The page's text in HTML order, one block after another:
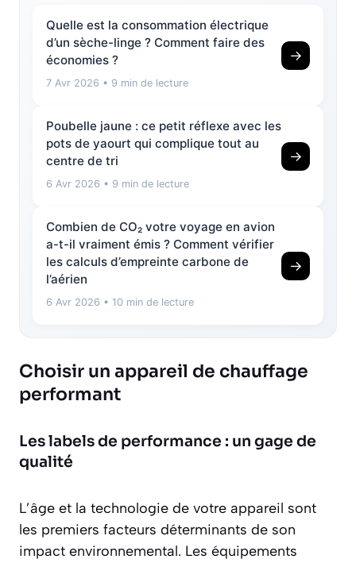
Quelle est la consommation électrique
d’un sèche-linge ? Comment faire des
économies ?
7 Avr 2026 • 9 min de lecture
→
Poubelle jaune : ce petit réflexe avec les
pots de yaourt qui complique tout au
centre de tri
6 Avr 2026 • 9 min de lecture
→
Combien de CO₂ votre voyage en avion
a-t-il vraiment émis ? Comment vérifier
les calculs d’empreinte carbone de
l’aérien
6 Avr 2026 • 10 min de lecture
→
Choisir un appareil de chauffage
performant
Les labels de performance : un gage de
qualité
L’âge et la technologie de votre appareil sont
les premiers facteurs déterminants de son
impact environnemental. Les équipements